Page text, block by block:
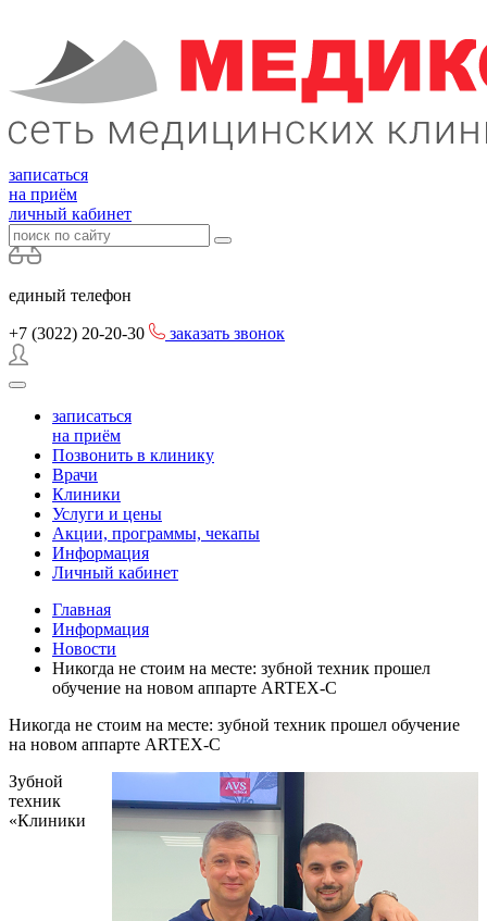
записаться
на приём
личный кабинет
единый телефон
+7 (3022) 20-20-30 заказать звонок
записаться
на приём
Позвонить в клинику
Врачи
Клиники
Услуги и цены
Акции, программы, чекапы
Информация
Личный кабинет
Главная
Информация
Новости
Никогда не стоим на месте: зубной техник прошел
обучение на новом аппарте ARTEX-C
Никогда не стоим на месте: зубной техник прошел обучение
на новом аппарте ARTEX-C
Зубной
техник
«Клиники